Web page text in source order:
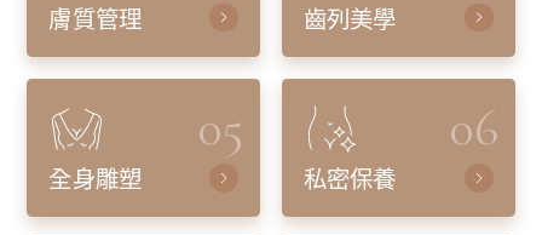
膚質管理 齒列美學
05
全身雕塑
06
私密保養